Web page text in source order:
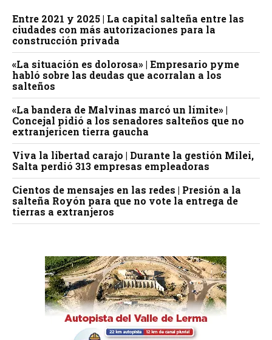
Entre 2021 y 2025 | La capital salteña entre las
ciudades con más autorizaciones para la
construcción privada
«La situación es dolorosa» | Empresario pyme
habló sobre las deudas que acorralan a los
salteños
«La bandera de Malvinas marcó un límite» |
Concejal pidió a los senadores salteños que no
extranjericen tierra gaucha
Viva la libertad carajo | Durante la gestión Milei,
Salta perdió 313 empresas empleadoras
Cientos de mensajes en las redes | Presión a la
salteña Royón para que no vote la entrega de
tierras a extranjeros